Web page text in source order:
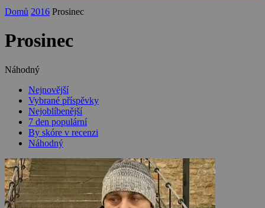
Domů 2016 Prosinec
Prosinec
Náhodný
Nejnovější
Vybrané příspěvky
Nejoblíbenější
7 den populární
By skóre v recenzi
Náhodný